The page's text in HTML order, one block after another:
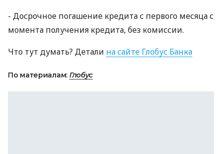
- Досрочное погашение кредита с первого месяца с
момента получения кредита, без комиссии.
Что тут думать? Детали на сайте Глобус Банка
По материалам: Глобус